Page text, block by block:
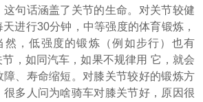
话涵盖了关节的生命。对关节较健
进行30分钟，中等强度的体育锻炼，
然，低强度的锻炼（例如步行）也有
，如同汽车，如果不规律用 它，就会
障、寿命缩短。对膝关节较好的锻炼方
多人问为啥骑车对膝关节好，原因很